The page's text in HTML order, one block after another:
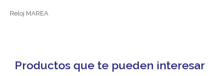
Reloj MAREA
Productos que te pueden interesar